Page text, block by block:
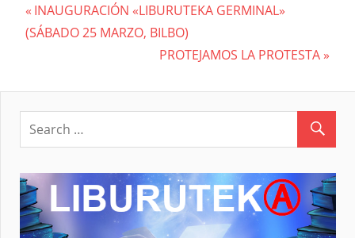
Navegación
entradas
Previous
Post:
INAUGURACIÓN «LIBURUTEKA GERMINAL»
(SÁBADO 25 MARZO, BILBO)
Next
PROTEJAMOS LA PROTESTA